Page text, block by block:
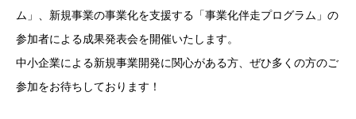
ム」、新規事業の事業化を支援する「事業化伴走プログラム」の
参加者による成果発表会を開催いたします。
中小企業による新規事業開発に関心がある方、ぜひ多くの方のご
参加をお待ちしております！